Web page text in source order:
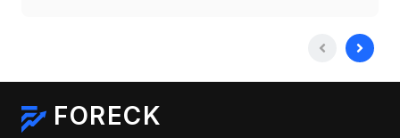
FORECK